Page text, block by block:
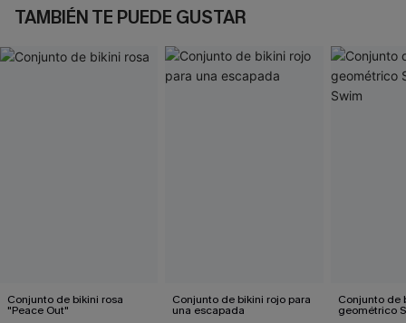
TAMBIÉN TE PUEDE GUSTAR
Conjunto de bikini rosa
"Peace Out"
Conjunto de bikini rojo para
una escapada
Conjunto de
geométrico